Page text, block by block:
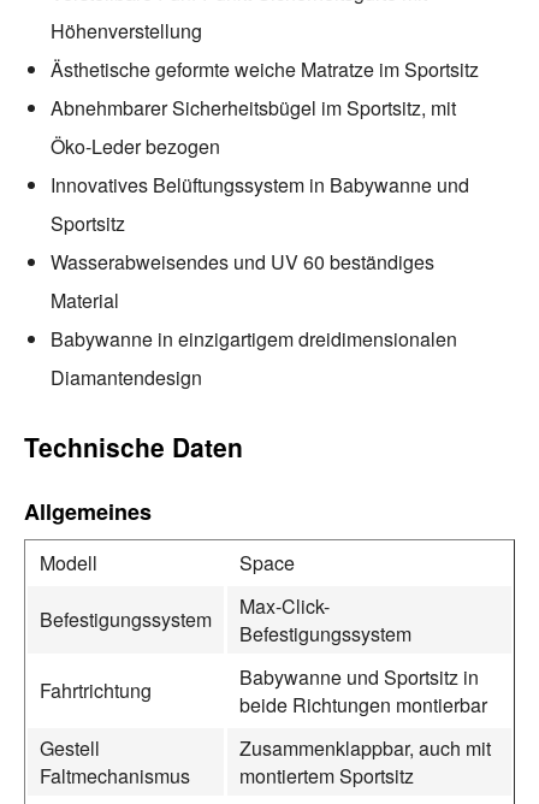
Höhenverstellung
Ästhetische geformte weiche Matratze im Sportsitz
Abnehmbarer Sicherheitsbügel im Sportsitz, mit
Öko-Leder bezogen
Innovatives Belüftungssystem in Babywanne und
Sportsitz
Wasserabweisendes und UV 60 beständiges
Material
Babywanne in einzigartigem dreidimensionalen
Diamantendesign
Technische Daten
Allgemeines
Modell Space
Befestigungssystem
Max-Click-
Befestigungssystem
Fahrtrichtung
Babywanne und Sportsitz in
beide Richtungen montierbar
Gestell
Faltmechanismus
Zusammenklappbar, auch mit
montiertem Sportsitz